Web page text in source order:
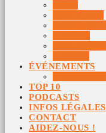
ÉVÉNEMENTS
TOP 10
PODCASTS
INFOS LÉGALES
CONTACT
AIDEZ-NOUS !